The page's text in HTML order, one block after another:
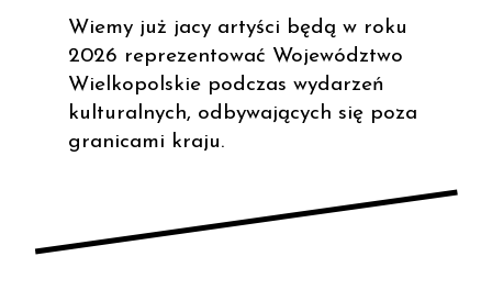
Wiemy już jacy artyści będą w roku
2026 reprezentować Województwo
Wielkopolskie podczas wydarzeń
kulturalnych, odbywających się poza
granicami kraju.